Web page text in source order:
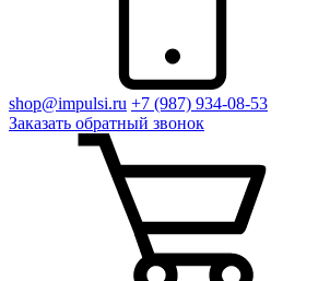
shop@impulsi.ru +7 (987) 934-08-53
Заказать обратный звонок